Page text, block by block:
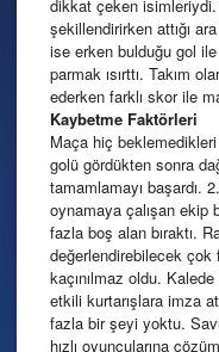
dikkat çeken isimleriydi.
şekillendirirken attığı
ise erken bulduğu gol
parmak ısırttı. Takım
ederken farklı skor ile
Kaybetme Faktörleri
Maça hiç
golü gördükten sonra
tamamlamayı başardı.
oynamaya çalışan ekip
fazla boş alan bıraktı.
değerlendirebilecek çok
kaçınılmaz oldu.
etkili kurtarışlara imza
fazla bir şeyi yoktu.
hızlı oyuncularına